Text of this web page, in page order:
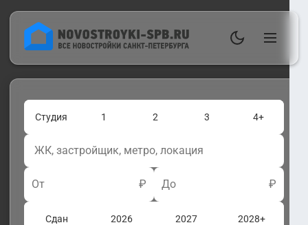
Студия 1 2 3 4+
От ₽ До ₽
Сдан 2026 2027 2028+